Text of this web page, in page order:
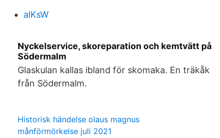
alKsW
Nyckelservice, skoreparation och kemtvätt på
Södermalm
Glaskulan kallas ibland för skomaka. En träkåk
från Södermalm.
Historisk händelse olaus magnus
månförmörkelse juli 2021